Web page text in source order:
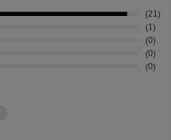
21
1
0
0
0